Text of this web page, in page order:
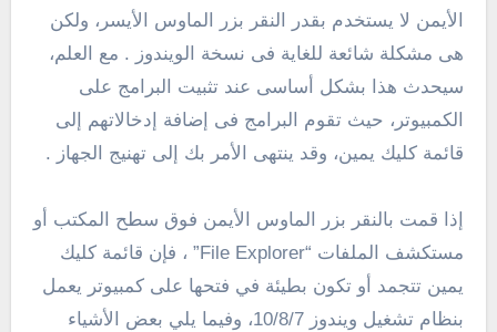
الأيمن لا يستخدم بقدر النقر بزر الماوس الأيسر، ولكن
هى مشكلة شائعة للغاية فى نسخة الويندوز . مع العلم،
سيحدث هذا بشكل أساسى عند تثبيت البرامج على
الكمبيوتر، حيث تقوم البرامج فى
إضافة إدخالاتهم إلى
قائمة كليك يمين، وقد ينتهى الأمر بك إلى تهنيج الجهاز .
إذا قمت بالنقر بزر الماوس الأيمن فوق سطح المكتب أو
مستكشف الملفات “File Explorer” ، فإن قائمة كليك
يمين تتجمد أو تكون بطيئة في فتحها على كمبيوتر يعمل
بنظام تشغيل ويندوز 10/8/7،
وفيما يلي بعض الأشياء